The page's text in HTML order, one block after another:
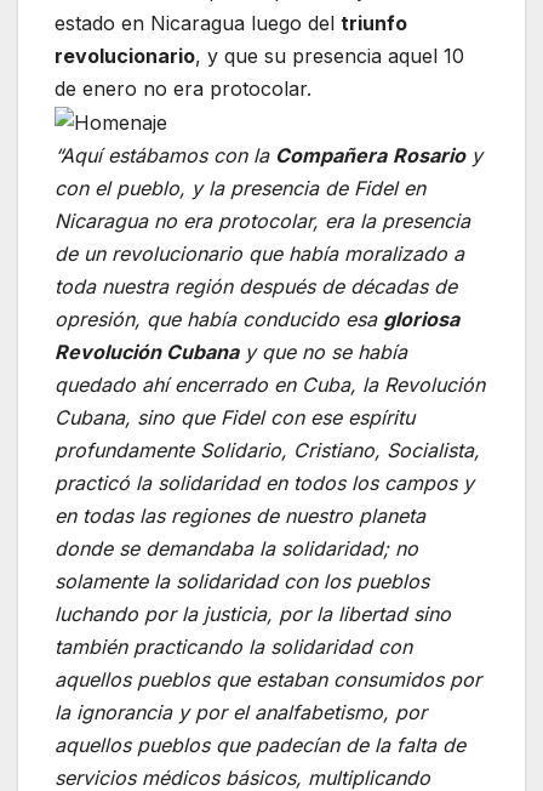
estado en Nicaragua luego del triunfo
revolucionario, y que su presencia aquel 10
de enero no era protocolar.
“Aquí estábamos con la Compañera Rosarioy
con el pueblo, y la presencia de Fidel en
Nicaragua no era protocolar, era la presencia
de un revolucionario que había moralizado a
toda nuestra región después de décadas de
opresión, que había conducido esa gloriosa
Revolución Cubanay que no se había
quedado ahí encerrado en Cuba, la Revolución
Cubana, sino que Fidel con ese espíritu
profundamente Solidario, Cristiano, Socialista,
practicó la solidaridad en todos los campos y
en todas las regiones de nuestro planeta
donde se demandaba la solidaridad; no
solamente la solidaridad con los pueblos
luchando por la justicia, por la libertad sino
también practicando la solidaridad con
aquellos pueblos que estaban consumidos por
la ignorancia y por el analfabetismo, por
aquellos pueblos que padecían de la falta de
servicios médicos básicos, multiplicando